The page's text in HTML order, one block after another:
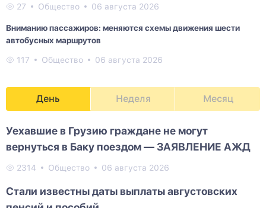
27 Общество 06 августа 2026
Вниманию пассажиров: меняются схемы движения шести
автобусных маршрутов
117 Общество 06 августа 2026
День Неделя Месяц
Уехавшие в Грузию граждане не могут
вернуться в Баку поездом — ЗАЯВЛЕНИЕ АЖД
2314 Общество 06 августа 2026
Стали известны даты выплаты августовских